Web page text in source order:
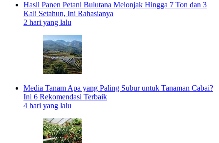
Hasil Panen Petani Bulutana Melonjak Hingga 7 Ton dan 3
Kali Setahun, Ini Rahasianya
2 hari yang lalu
Media Tanam Apa yang Paling Subur untuk Tanaman Cabai?
Ini 6 Rekomendasi Terbaik
4 hari yang lalu